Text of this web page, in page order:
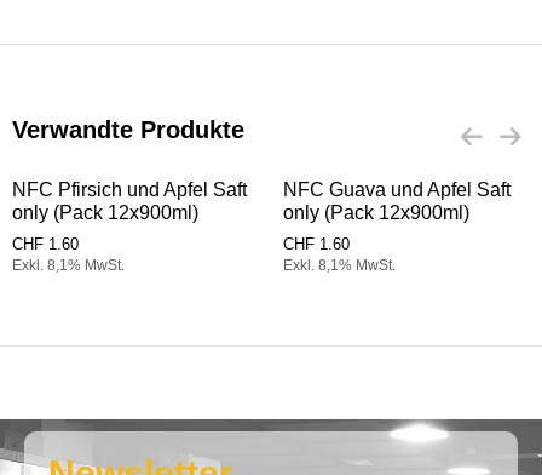
Verwandte Produkte
NFC Pfirsich und Apfel Saft
only (Pack 12x900ml)
CHF 1.60
Exkl. 8,1% MwSt.
NFC Guava und Apfel Saft
only (Pack 12x900ml)
CHF 1.60
Exkl. 8,1% MwSt.